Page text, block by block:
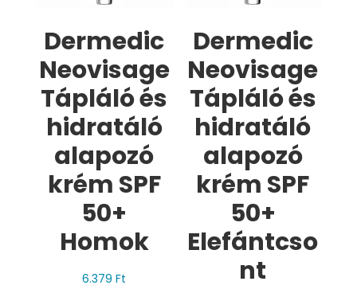
Dermedic
Neovisage
Tápláló és
hidratáló
alapozó
krém SPF
50+
Homok
6.379Ft
Dermedic
Neovisage
Tápláló és
hidratáló
alapozó
krém SPF
50+
Elefántcso
nt